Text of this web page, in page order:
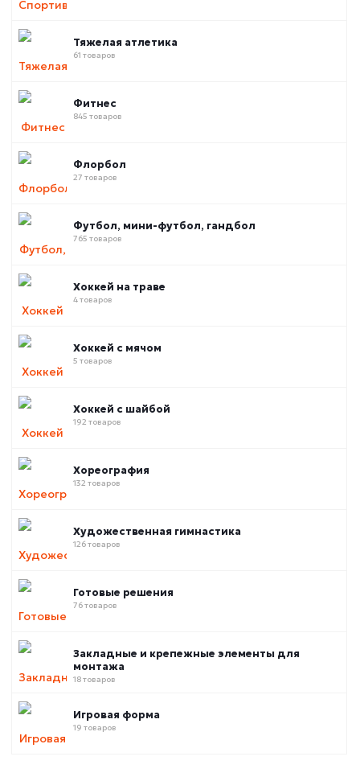
Тяжелая атлетика
61 товаров
Фитнес
845 товаров
Флорбол
27 товаров
Футбол, мини-футбол, гандбол
765 товаров
Хоккей на траве
4 товаров
Хоккей с мячом
5 товаров
Хоккей с шайбой
192 товаров
Хореография
132 товаров
Художественная гимнастика
126 товаров
Готовые решения
76 товаров
Закладные и крепежные элементы для
монтажа
18 товаров
Игровая форма
19 товаров